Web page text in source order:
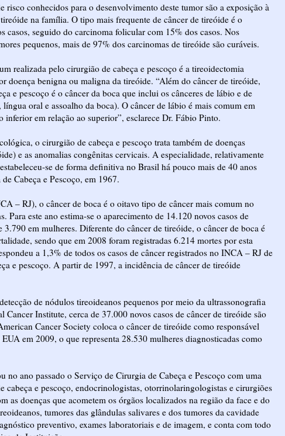
conhecidos para o desenvolvimento deste tumor são a exposição à
na família. O tipo mais frequente de câncer de tireóide é o
casos, seguido do carcinoma folicular com 15% dos casos. Nos
pequenos, mais de 97% dos carcinomas de tireóide são curáveis.
realizada pelo cirurgião de cabeça e pescoço é a tireoidectomia
doença benigna ou maligna da tireóide. “Além do câncer de tireóide,
e pescoço é o câncer da boca que inclui os cânceres de lábio e de
oral e assoalho da boca). O câncer de lábio é mais comum em
em relação ao superior”, esclarece Dr. Fábio Pinto.
o cirurgião de cabeça e pescoço trata também de doenças
e as anomalias congênitas cervicais. A especialidade, relativamente
se de forma definitiva no Brasil há pouco mais de 40 anos
Cabeça e Pescoço, em 1967.
– RJ), o câncer de boca é o oitavo tipo de câncer mais comum no
Para este ano estima-se o aparecimento de 14.120 novos casos de
em mulheres. Diferente do câncer de tireóide, o câncer de boca é
sendo que em 2008 foram registradas 6.214 mortes por esta
a 1,3% de todos os casos de câncer registrados no INCA – RJ de
e pescoço. A partir de 1997, a incidência de câncer de tireóide
de nódulos tireoideanos pequenos por meio da ultrassonografia
Institute, cerca de 37.000 novos casos de câncer de tireóide são
Cancer Society coloca o câncer de tireóide como responsável
em 2009, o que representa 28.530 mulheres diagnosticadas como
ano passado o Serviço de Cirurgia de Cabeça e Pescoço com uma
cabeça e pescoço, endocrinologistas, otorrinolaringologistas e cirurgiões
as doenças que acometem os órgãos localizados na região da face e do
tumores das glândulas salivares e dos tumores da cavidade
preventivo, exames laboratoriais e de imagem, e conta com todo